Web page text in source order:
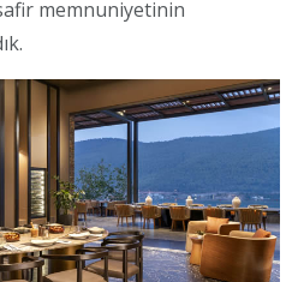
memnuniyetinin